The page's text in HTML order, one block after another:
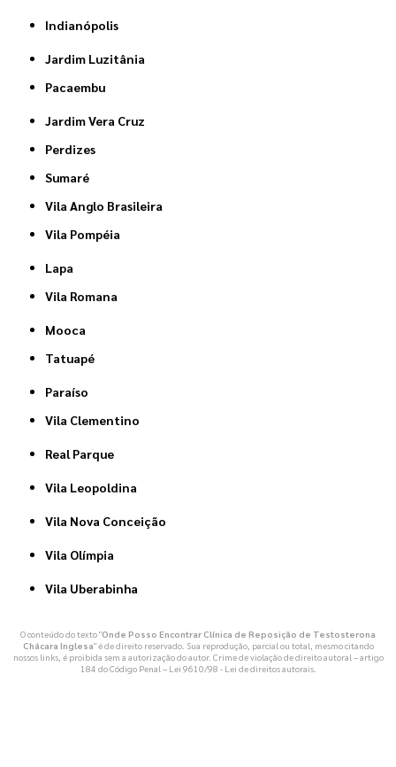
Indianópolis
Jardim Luzitânia
Pacaembu
Jardim Vera Cruz
Perdizes
Sumaré
Vila Anglo Brasileira
Vila Pompéia
Lapa
Vila Romana
Mooca
Tatuapé
Paraíso
Vila Clementino
Real Parque
Vila Leopoldina
Vila Nova Conceição
Vila Olímpia
Vila Uberabinha
O conteúdo do texto "Onde Posso Encontrar Clínica de Reposição de Testosterona
Chácara Inglesa" é de direito reservado. Sua reprodução, parcial ou total, mesmo citando
nossos links, é proibida sem a autorização do autor. Crime de violação de direito autoral – artigo
184 do Código Penal – Lei 9610/98 - Lei de direitos autorais.